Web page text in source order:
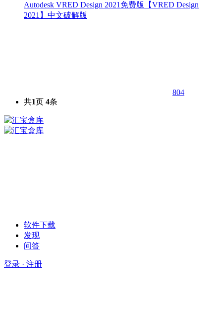
Autodesk VRED Design 2021免费版【VRED Design
2021】中文破解版
804
共1页 4条
软件下载
发现
问答
登录 · 注册